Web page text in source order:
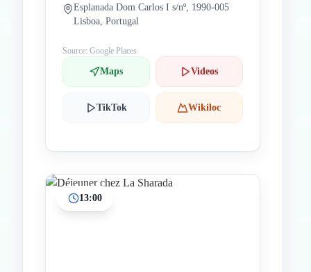
Esplanada Dom Carlos I s/nº, 1990-005
Lisboa, Portugal
Source: Google Places
Maps Videos
TikTok Wikiloc
13:00